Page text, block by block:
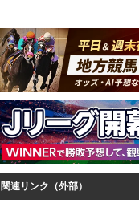
関連リンク（外部）